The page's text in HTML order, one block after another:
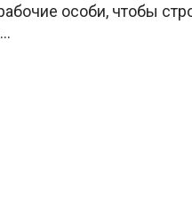
особи, чтобы